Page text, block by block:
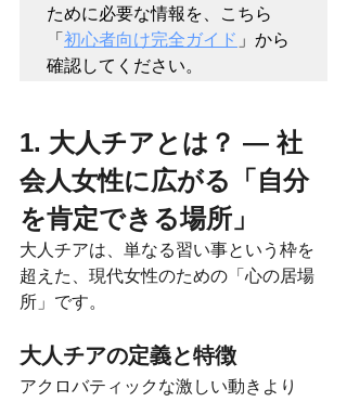
ために必要な情報を、こちら
「初心者向け完全ガイド 」から
確認してください。
1. 大人チアとは？ — 社
会人女性に広がる「自分
を肯定できる場所」
大人チアは、単なる習い事という枠を
超えた、現代女性のための「心の居場
所」です。
大人チアの定義と特徴
アクロバティックな激しい動きより